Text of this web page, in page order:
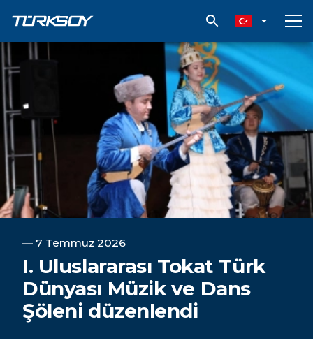
― 7 Temmuz 2026
I. Uluslararası Tokat Türk
Dünyası Müzik ve Dans
Şöleni düzenlendi